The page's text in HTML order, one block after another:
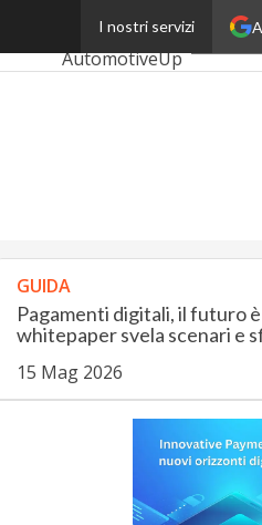
I nostri servizi
Ultimi articoli
AutomotiveUp
Proptech
Startup
GUIDA
Pagamenti digitali, il futuro
whitepaper svela scenari e
15 Mag 2026